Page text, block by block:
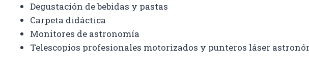
Degustación de bebidas y pastas
Carpeta didáctica
Monitores de astronomía
Telescopios profesionales motorizados y punteros láser